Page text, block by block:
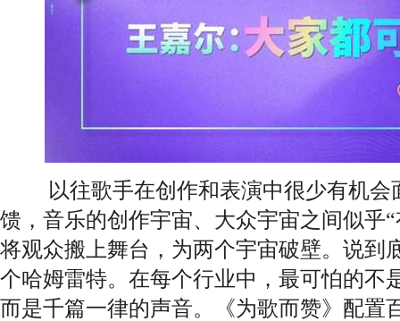
以往歌手在创作和表演中很少有机会
馈，音乐的创作宇宙、大众宇宙之间似乎
将观众搬上舞台，为两个宇宙破壁。说到
个哈姆雷特。在每个行业中，最可怕的不
而是千篇一律的声音。《为歌而赞》配置